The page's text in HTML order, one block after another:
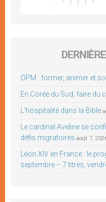
OPM : former, animer et
En Corée du Sud, faire du
L’hospitalité dans la Bible
Le cardinal Aveline se
défis migratoires août 7,
Léon XIV en France : le
septembre – 7 titres,